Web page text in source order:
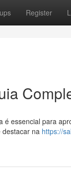
Register
essencial para
destacar na https://